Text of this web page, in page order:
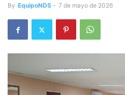
By EquipoNDS - 7 de mayo de 2026